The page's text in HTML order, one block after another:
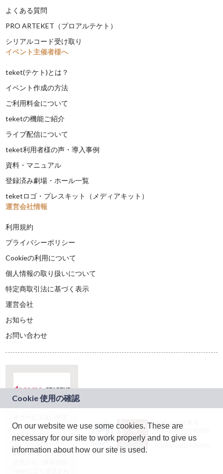
よくある質問
PRO ARTEKET（プロアルテケト）
シリアルコード受け取り
イベント主催者様へ
teket(テケト)とは？
イベント作成の方法
ご利用料金について
teketの機能ご紹介
ライブ配信について
teket利用者様の声・導入事例
資料・マニュアル
登録済み劇場・ホール一覧
teketロゴ・プレスキット（メディアキット）
運営会社情報
利用規約
プライバシーポリシー
Cookieの利用について
個人情報の取り扱いについて
特定商取引法に基づく表示
運営会社
お知らせ
お問い合わせ
ドコモグループの新
規事業創出プログラ
ム「docomo
STARTUP」を通じて
JASRAC許諾番号：
9024936001Y45037
JASRAC許諾番号：
On our website we use some cookies. These are
necessary for our site to work properly and to give us
information about how our site is used.